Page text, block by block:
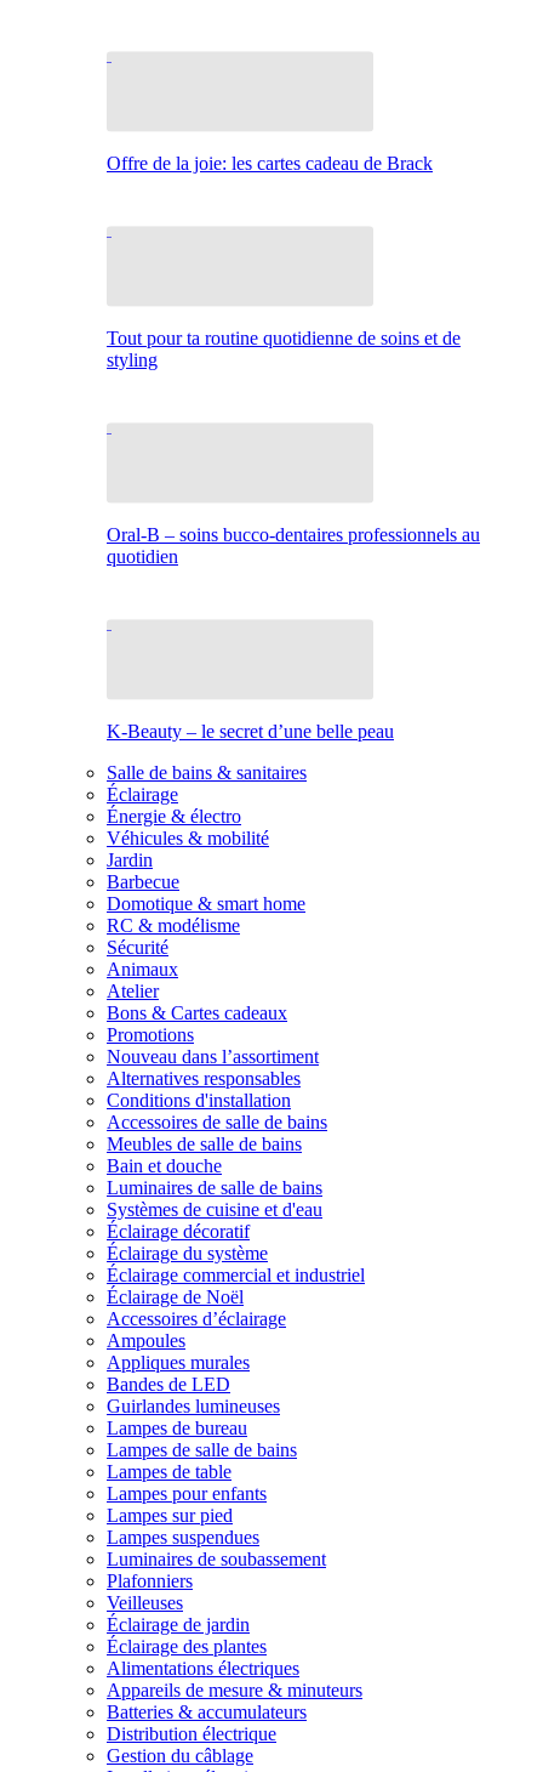
Offre de la joie: les cartes cadeau de Brack
Tout pour ta routine quotidienne de soins et de
styling
Oral-B – soins bucco-dentaires professionnels au
quotidien
K-Beauty – le secret d’une belle peau
Salle de bains & sanitaires
Éclairage
Énergie & électro
Véhicules & mobilité
Jardin
Barbecue
Domotique & smart home
RC & modélisme
Sécurité
Animaux
Atelier
Bons & Cartes cadeaux
Promotions
Nouveau dans l’assortiment
Alternatives responsables
Conditions d'installation
Accessoires de salle de bains
Meubles de salle de bains
Bain et douche
Luminaires de salle de bains
Systèmes de cuisine et d'eau
Éclairage décoratif
Éclairage du système
Éclairage commercial et industriel
Éclairage de Noël
Accessoires d’éclairage
Ampoules
Appliques murales
Bandes de LED
Guirlandes lumineuses
Lampes de bureau
Lampes de salle de bains
Lampes de table
Lampes pour enfants
Lampes sur pied
Lampes suspendues
Luminaires de soubassement
Plafonniers
Veilleuses
Éclairage de jardin
Éclairage des plantes
Alimentations électriques
Appareils de mesure & minuteurs
Batteries & accumulateurs
Distribution électrique
Gestion du câblage